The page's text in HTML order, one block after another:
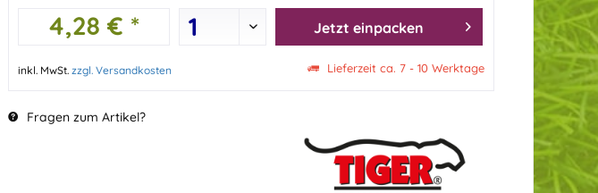
4,28 € * Jetzt einpacken
inkl. MwSt. zzgl. Versandkosten Lieferzeit ca. 7 - 10 Werktage
Fragen zum Artikel?